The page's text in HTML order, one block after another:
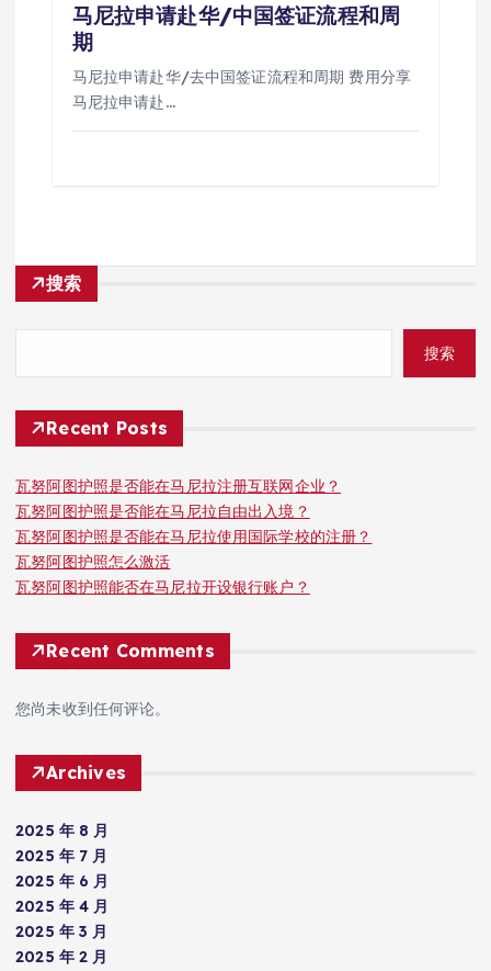
马尼拉申请赴华/中国签证流程和周
期
马尼拉申请赴华/去中国签证流程和周期 费用分享
马尼拉申请赴…
搜索
搜索
Recent Posts
瓦努阿图护照是否能在马尼拉注册互联网企业？
瓦努阿图护照是否能在马尼拉自由出入境？
瓦努阿图护照是否能在马尼拉使用国际学校的注册？
瓦努阿图护照怎么激活
瓦努阿图护照能否在马尼拉开设银行账户？
Recent Comments
您尚未收到任何评论。
Archives
2025 年 8 月
2025 年 7 月
2025 年 6 月
2025 年 4 月
2025 年 3 月
2025 年 2 月